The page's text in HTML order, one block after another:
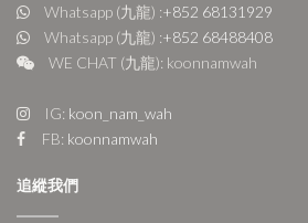
Whatsapp (九龍) :+852 68131929
Whatsapp (九龍) :+852 68488408
WE CHAT (九龍): koonnamwah
IG: koon_nam_wah
FB: koonnamwah
追縱我們